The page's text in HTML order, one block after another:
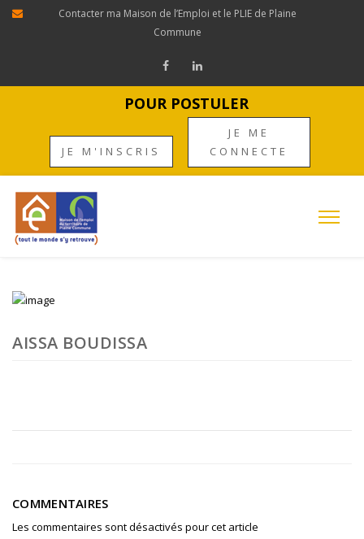
Contacter ma Maison de l’Emploi et le PLIE de Plaine
Commune
POUR POSTULER
JE M'INSCRIS
JE ME
CONNECTE
AISSA BOUDISSA
COMMENTAIRES
Les commentaires sont désactivés pour cet article